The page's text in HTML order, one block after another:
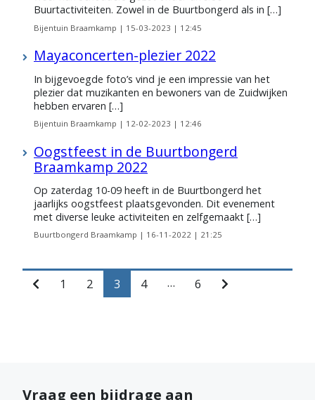
Buurtactiviteiten. Zowel in de Buurtbongerd als in […]
Bijentuin Braamkamp | 15-03-2023 | 12:45
Mayaconcerten-plezier 2022
In bijgevoegde foto’s vind je een impressie van het
plezier dat muzikanten en bewoners van de Zuidwijken
hebben ervaren […]
Bijentuin Braamkamp | 12-02-2023 | 12:46
Oogstfeest in de Buurtbongerd
Braamkamp 2022
Op zaterdag 10-09 heeft in de Buurtbongerd het
jaarlijks oogstfeest plaatsgevonden. Dit evenement
met diverse leuke activiteiten en zelfgemaakt […]
Buurtbongerd Braamkamp | 16-11-2022 | 21:25
1 2 3 4 … 6
Vraag een bijdrage aan